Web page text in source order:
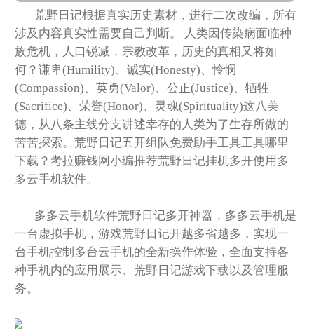
荒野日记根据真实历史素材，进行二次改编，所有
涉及内容真实性需要自己判断。 人类因传染病面临种
族危机，人口锐减，宗教改革，历史的真相又将如
何？谦卑(Humility)、诚实(Honesty)、怜悯
(Compassion)、英勇(Valor)、公正(Justice)、牺牲
(Sacrifice)、荣誉(Honor)、灵魂(Spirituality)这八美
德，从八条主线分支讲述幸存的人类为了生存所做的
苦苦探索。荒野日记五开组队免费助手工具工具哪里
下载？考拉赚钱网小编推荐荒野日记挂机多开使用多
多云手机软件。
多多云手机软件荒野日记多开神器，多多云手机是
一台虚拟手机，游戏荒野日记开越多省越多，实现一
台手机控制多台云手机的全新操作体验，全面支持各
种手机内的应用展示、荒野日记游戏下载以及管理服
务。